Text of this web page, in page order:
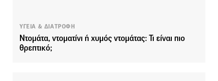
ΥΓΕΙΑ & ΔΙΑΤΡΟΦΗ
Ντομάτα, ντοματίνι ή χυμός ντομάτας: Τι είναι πιο
θρεπτικό;